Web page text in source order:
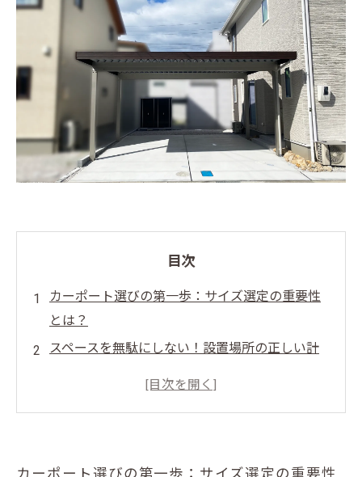
目次
カーポート選びの第一歩：サイズ選定の重要性
とは？
スペースを無駄にしない！設置場所の正しい計
カーポート選びの第一歩：サイズ選定の重要性